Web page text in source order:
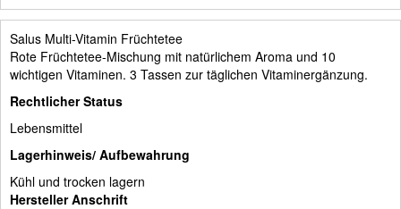
Salus Multi-Vitamin Früchtetee
Rote Früchtetee-Mischung mit natürlichem Aroma und 10
wichtigen Vitaminen. 3 Tassen zur täglichen Vitaminergänzung.
Rechtlicher Status
Lebensmittel
Lagerhinweis/ Aufbewahrung
Kühl und trocken lagern
Hersteller Anschrift